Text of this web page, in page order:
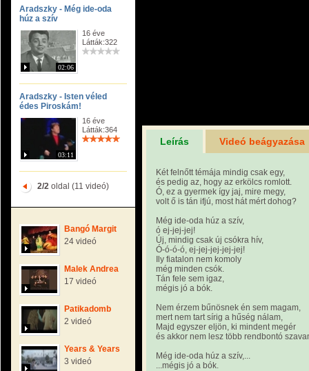
Aradszky - Még ide-oda
húz a szív
02:06
16 éve
Látták:322
Aradszky - Isten véled
édes Piroskám!
03:11
16 éve
Látták:364
2/2 oldal (11 videó)
Bangó Margit
24 videó
Malek Andrea
17 videó
Patikadomb
2 videó
Years & Years
3 videó
Leírás Videó beágyazása
Két felnőtt témája mindig csak egy,
és pedig az, hogy az erkölcs romlott.
Ó, ez a gyermek így jaj, mire megy,
volt ő is tán ifjú, most hát mért dohog?
Még ide-oda húz a szív,
ó ej-jej-jej!
Új, mindig csak új csókra hív,
Ó-ó-ó-ó, ej-jej-jej-jej-jej!
Ily fiatalon nem komoly
még minden csók.
Tán fele sem igaz,
mégis jó a bók.
Nem érzem bűnösnek én sem magam,
mert nem tart sírig a hűség nálam,
Majd egyszer eljön, ki mindent megér
és akkor nem lesz több rendbontó
Még ide-oda húz a szív,...
...mégis jó a bók.